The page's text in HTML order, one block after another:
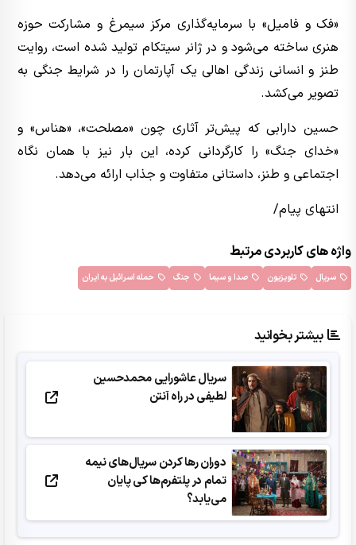
«فک و فامیل» با سرمایه‌گذاری مرکز سیمرغ و مشارکت حوزه
هنری ساخته می‌شود و در ژانر سیتکام تولید شده است، روایت
طنز و انسانی زندگی اهالی یک آپارتمان را در شرایط جنگی به
تصویر می‌کشد.
حسین دارابی که پیش‌تر آثاری چون «مصلحت»، «هناس» و
«خدای جنگ» را کارگردانی کرده، این بار نیز با همان نگاه
اجتماعی و طنز، داستانی متفاوت و جذاب ارائه می‌دهد.
انتهای پیام/
واژه های کاربردی مرتبط
سریال تلویزیون صدا و سیما جنگ حمله اسرائیل به ایران
بیشتر بخوانید
سریال عاشورایی محمدحسین
لطیفی در راه آنتن
دوران رها کردن سریال‌های نیمه
تمام در پلتفرم‌ها کی پایان
می‌یابد؟